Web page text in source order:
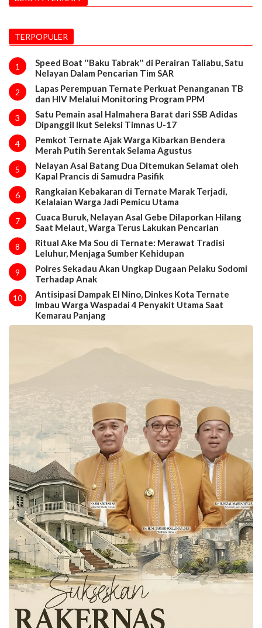
TERPOPULER
1
Speed Boat ''Baku Tabrak'' di Perairan Taliabu, Satu
Nelayan Dalam Pencarian Tim SAR
2
Lapas Perempuan Ternate Perkuat Penanganan TB
dan HIV Melalui Monitoring Program PPM
3
Satu Pemain asal Halmahera Barat dari SSB Adidas
Dipanggil Ikut Seleksi Timnas U-17
4
Pemkot Ternate Ajak Warga Kibarkan Bendera
Merah Putih Serentak Selama Agustus
5
Nelayan Asal Batang Dua Ditemukan Selamat oleh
Kapal Prancis di Samudra Pasifik
6
Rangkaian Kebakaran di Ternate Marak Terjadi,
Kelalaian Warga Jadi Pemicu Utama
7
Cuaca Buruk, Nelayan Asal Gebe Dilaporkan Hilang
Saat Melaut, Warga Terus Lakukan Pencarian
8
Ritual Ake Ma Sou di Ternate: Merawat Tradisi
Leluhur, Menjaga Sumber Kehidupan
9
Polres Sekadau Akan Ungkap Dugaan Pelaku Sodomi
Terhadap Anak
10
Antisipasi Dampak El Nino, Dinkes Kota Ternate
Imbau Warga Waspadai 4 Penyakit Utama Saat
Kemarau Panjang